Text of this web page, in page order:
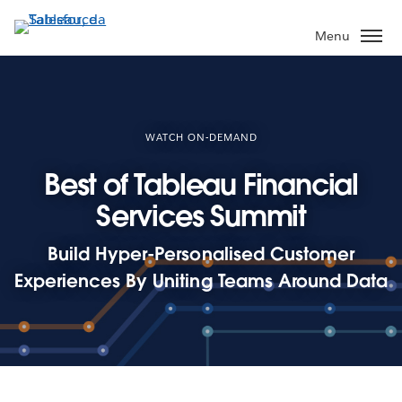
Passa
contenuto
Menu
WATCH ON-DEMAND
Best of Tableau Financial
Services Summit
Build Hyper-Personalised Customer
Experiences By Uniting Teams Around Data